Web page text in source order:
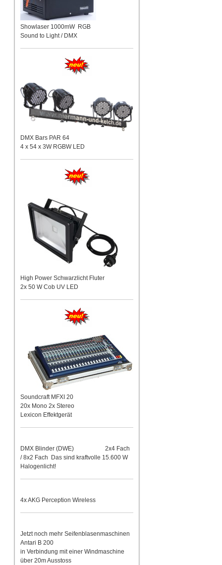
Showlaser 1000mW RGB
Sound to Light / DMX
DMX Bars PAR 64
4 x 54 x 3W RGBW LED
High Power Schwarzlicht Fluter
2x 50 W Cob UV LED
Soundcraft MFXI 20
20x Mono 2x Stereo
Lexicon Effektgerät
DMX Blinder (DWE) 2x4 Fach
/ 8x2 Fach Das sind kraftvolle 15.600 W
Halogenlicht!
4x AKG Perception Wireless
Jetzt noch mehr Seifenblasenmaschinen
Antari B 200
in Verbindung mit einer Windmaschine
über 20m Ausstoss